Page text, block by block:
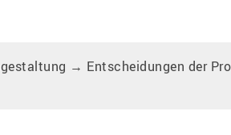
→ Entscheidungen der